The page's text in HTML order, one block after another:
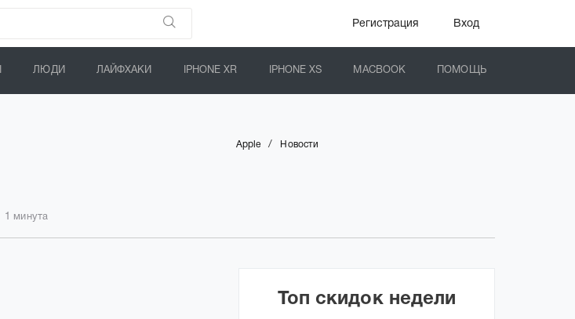
Регистрация Вход
ЛЮДИ ЛАЙФХАКИ IPHONE XR IPHONE XS MACBOOK ПОМОЩЬ
Apple / Новости
1 минута
Топ скидок недели